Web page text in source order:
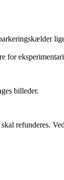
for
billeder.
refunderes.